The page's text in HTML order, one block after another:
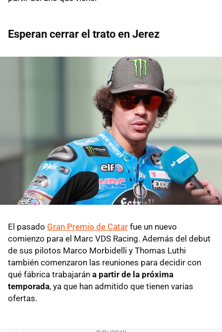
Esperan cerrar el trato en Jerez
El pasado Gran Premio de Catar fue un nuevo
comienzo para el Marc VDS Racing. Además del debut
de sus pilotos Marco Morbidelli y Thomas Luthi
también comenzaron las reuniones para decidir con
qué fábrica trabajarán a partir de la próxima
temporada, ya que han admitido que tienen varias
ofertas.